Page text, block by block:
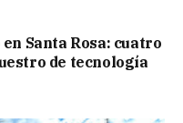
Santa Rosa: cuatro
de tecnología